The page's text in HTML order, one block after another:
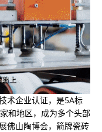
企业认证，是5A标
和地区，成为多个头部
佛山陶博会，箭牌瓷砖